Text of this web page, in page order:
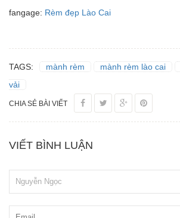
fangage: Rèm đẹp Lào Cai
TAGS: mành rèm mành rèm lào cai
vải
CHIA SẺ BÀI VIẾT
VIẾT BÌNH LUẬN